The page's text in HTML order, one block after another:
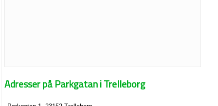
Adresser på Parkgatan i Trelleborg